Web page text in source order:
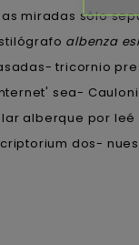
miradas sólo
albenza
tricornio
sea-
alberque por
dos-